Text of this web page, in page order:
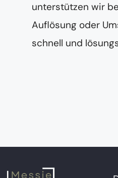
unterstützen wir
Auflösung oder
schnell und